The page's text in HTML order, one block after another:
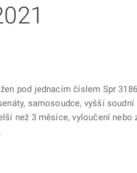
pod jednacím číslem Spr
samosoudce, vyšší soudní
než 3 měsíce, vyloučení nebo